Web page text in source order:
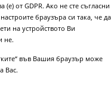
(е) от GDPR. Ако не сте съгласни
браузъра си така, че да
на устройството Ви
не.
във Вашия браузър може
Вас.